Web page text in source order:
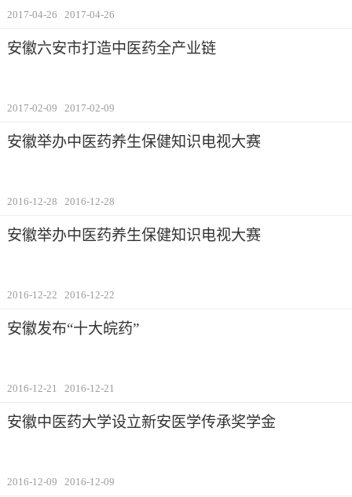
2017-04-26 2017-04-26
安徽六安市打造中医药全产业链
2017-02-09 2017-02-09
安徽举办中医药养生保健知识电视大赛
2016-12-28 2016-12-28
安徽举办中医药养生保健知识电视大赛
2016-12-22 2016-12-22
安徽发布“十大皖药”
2016-12-21 2016-12-21
安徽中医药大学设立新安医学传承奖学金
2016-12-09 2016-12-09